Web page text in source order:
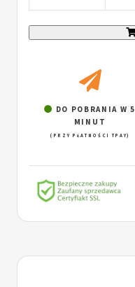
DO POBRANIA W 5
MINUT
(PRZY PŁATNOŚCI TPAY)